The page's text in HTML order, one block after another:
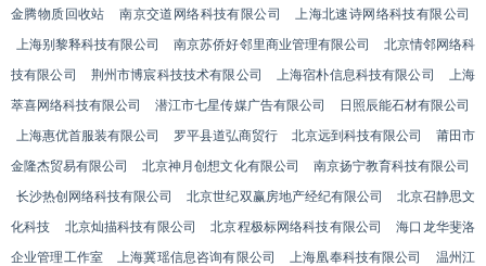
金腾物质回收站
南京交道网络科技有限公司
上海北速诗网络科技有限公司
上海别黎释科技有限公司
南京苏侨好邻里商业管理有限公司
北京情邻网络科
技有限公司
荆州市博宸科技技术有限公司 上海宿朴信息科技有限公司
上海
萃喜网络科技有限公司
潜江市七星传媒广告有限公司
日照辰能石材有限公司
上海惠优首服装有限公司
罗平县道弘商贸行 北京远到科技有限公司
莆田市
金隆杰贸易有限公司
北京神月创想文化有限公司
南京扬宁教育科技有限公司
长沙热创网络科技有限公司
北京世纪双赢房地产经纪有限公司
北京召静思文
化科技
北京灿描科技有限公司 北京程极标网络科技有限公司
海口龙华斐洛
企业管理工作室
上海冀瑶信息咨询有限公司 上海凰奉科技有限公司
温州江